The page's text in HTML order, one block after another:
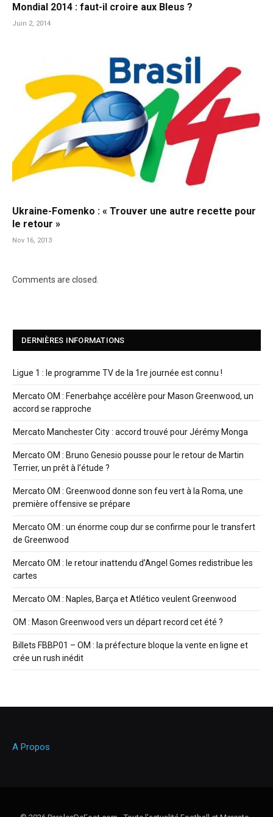
Mondial 2014 : faut-il croire aux Bleus ?
Juin 2, 2014
Ukraine-Fomenko : « Trouver une autre recette pour
le retour »
Nov 16, 2013
Comments are closed.
DERNIÈRES INFORMATIONS
Ligue 1 : le programme TV de la 1re journée est connu !
Mercato OM : Fenerbahçe accélère pour Mason Greenwood, un
accord se rapproche
Mercato Manchester City : accord trouvé pour Jérémy Monga
Mercato OM : Bruno Genesio pousse pour le retour de Martin
Terrier, un prêt à l’étude ?
Mercato OM : Greenwood donne son feu vert à la Roma, une
première offensive se prépare
Mercato OM : un énorme coup dur se confirme pour le transfert
de Greenwood
Mercato OM : le retour inattendu d’Angel Gomes redistribue les
cartes
Mercato OM : Naples, Barça et Atlético veulent Greenwood
OM : Mason Greenwood vers un départ record cet été ?
Billets FBBP01 – OM : la préfecture bloque la vente en ligne et
crée un rush inédit
A Propos